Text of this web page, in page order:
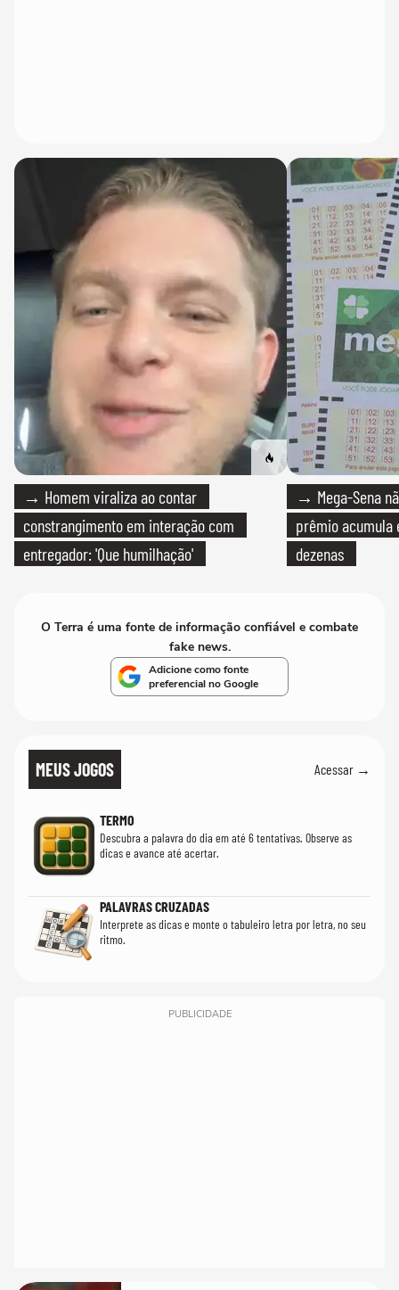
→ Homem viraliza ao contar
constrangimento em interação com
entregador: 'Que humilhação'
→ Mega-Sena
prêmio acumula
dezenas
O Terra é uma fonte de informação confiável e combate
fake news.
Adicione como fonte
preferencial no Google
MEUS JOGOS Acessar →
TERMO
Descubra a palavra do dia em até 6 tentativas. Observe as
dicas e avance até acertar.
PALAVRAS CRUZADAS
Interprete as dicas e monte o tabuleiro letra por letra, no seu
ritmo.
PUBLICIDADE